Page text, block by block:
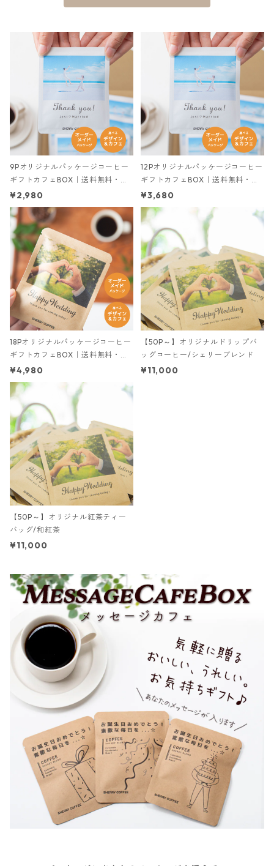
9Pオリジナルパッケージコーヒー
ギフトカフェBOX｜送料無料・税
込【ポスト投函】コーヒードリッ
プバッグ・和紅茶ティーバッグ
シェリーブレンド/モカブレンド/
カフェインレス・デカフェ/和紅茶
¥2,980
12Pオリジナルパッケージコーヒー
ギフトカフェBOX｜送料無料・税
込【ポスト投函】コーヒードリッ
プバッグ・和紅茶ティーバッグ
シェリーブレンド/モカブレンド/
カフェインレス・デカフェ/和紅茶
¥3,680
18Pオリジナルパッケージコーヒー
ギフトカフェBOX｜送料無料・税
込【ポスト投函】コーヒードリッ
プバッグ・和紅茶ティーバッグ
シェリーブレンド/モカブレンド/
カフェインレス・デカフェ/和紅茶
¥4,980
【50P～】オリジナルドリップバ
ッグコーヒー/シェリーブレンド
¥11,000
【50P～】オリジナル紅茶ティー
バッグ/和紅茶
¥11,000